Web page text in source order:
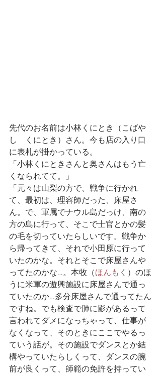
先代のお名前は小林くにとき（こばや
し　くにとき）さん。今も店の入り口
に表札が掛かっている。
「小林くにときさんと奥さんはもう亡
くなられてて。」
「元々は山梨の方で、戦争に行かれ
て、最初は、理容師だった、床屋さ
ん。で、軍属でナウル島だっけ、南の
方の島に行って、そこで士官とかの髪
の毛を切っていたらしいです。戦争か
ら帰ってきて、それで小田原に行って
いたのかな。それとそこで床屋さんや
ってたのかな…。本牧（ほんもく ）のほ
うに米軍の遊興施設に床屋さんで通っ
ていたのか…多分床屋さんで通ってたん
ですね。でも検査で肺に影があるって
言われてダメになっちゃって、仕事が
なくなって、そのときにここでやるっ
ていう話が。その施設でダンスとか結
構やっていたらしくって、ダンスの腕
前が良くって、師範の免許を持ってい